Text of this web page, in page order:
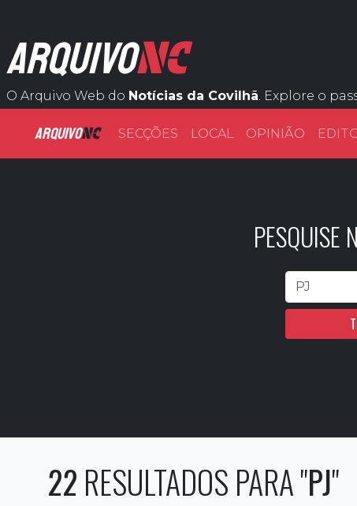
ARQUIVONC
O Arquivo Web do Notícias da Covilhã. Explore o
ARQUIVONC SECÇÕES LOCAL OPINIÃO
PESQUISE
22 RESULTADOS PARA "PJ"